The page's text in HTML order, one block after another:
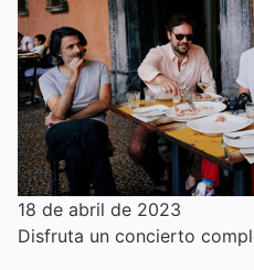
18 de abril de 2023
Disfruta un concierto